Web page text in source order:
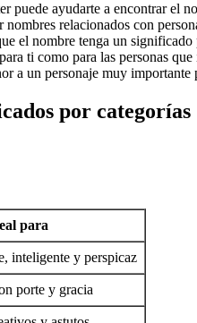
ayudarte a encontrar el
relacionados con
el nombre tenga un significado
ti como para las personas
a un personaje muy importante
por categorías
para
inteligente y perspicaz
porte y gracia